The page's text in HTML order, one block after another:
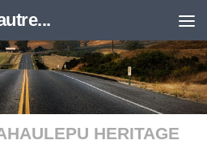
HERITAGE